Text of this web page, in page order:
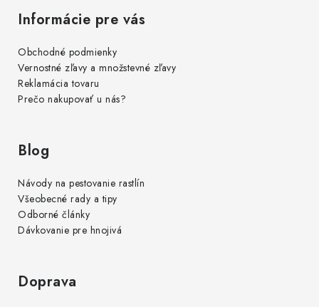
Informácie pre vás
Obchodné podmienky
Vernostné zľavy a množstevné zľavy
Reklamácia tovaru
Prečo nakupovať u nás?
Blog
Návody na pestovanie rastlín
Všeobecné rady a tipy
Odborné články
Dávkovanie pre hnojivá
Doprava